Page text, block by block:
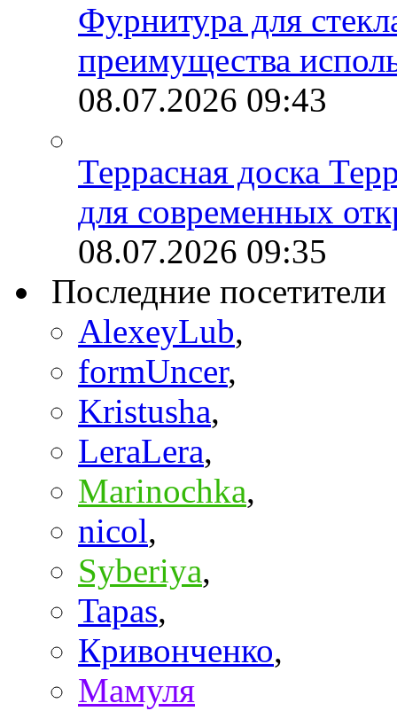
Фурнитура для
преимущества
08.07.2026 09:43
Террасная доска
для современных
08.07.2026 09:35
Последние посетители
AlexeyLub,
formUncer,
Kristusha,
LeraLera,
Marinochka,
nicol,
Syberiya,
Tapas,
Кривонченко,
Мамуля